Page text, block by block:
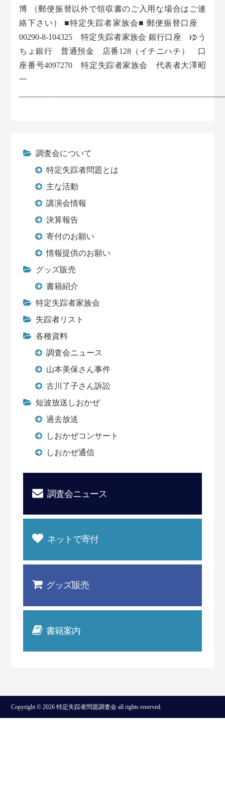
博 （郵便振替以外で領収書のご入用な場合はご連
絡下さい） ■特定失踪者家族会■ 郵便振替口座
00290-8-104325 特定失踪者家族会 銀行口座 ゆう
ちょ銀行 普通預金 店番128（イチニハチ） 口
座番号4097270 特定失踪者家族会 代表者大澤昭
一
調査会について
特定失踪者問題とは
主な活動
講演会情報
決算報告
寄付のお願い
情報提供のお願い
グッズ販売
書籍紹介
特定失踪者家族会
失踪者リスト
各種資料
調査会ニュース
山本美保さん事件
古川了子さん訴訟
短波放送しおかぜ
過去放送
しおかぜコンサート
しおかぜ通信
調査会ニュース
ネットで寄付
グッズ販売
書籍案内
Copyright © 2026 特定失踪者問題調査会 all rights reserved.